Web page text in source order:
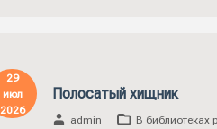
29
июл
2026
Полосатый хищник
admin В библиотеках